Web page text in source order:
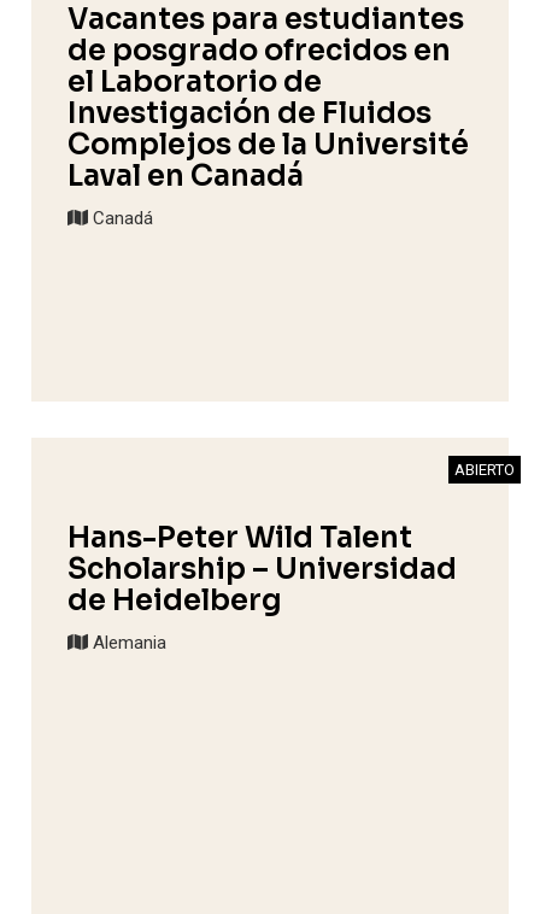
Vacantes para estudiantes
de posgrado ofrecidos en
el Laboratorio de
Investigación de Fluidos
Complejos de la Université
Laval en Canadá
Canadá
ABIERTO
Hans-Peter Wild Talent
Scholarship – Universidad
de Heidelberg
Alemania